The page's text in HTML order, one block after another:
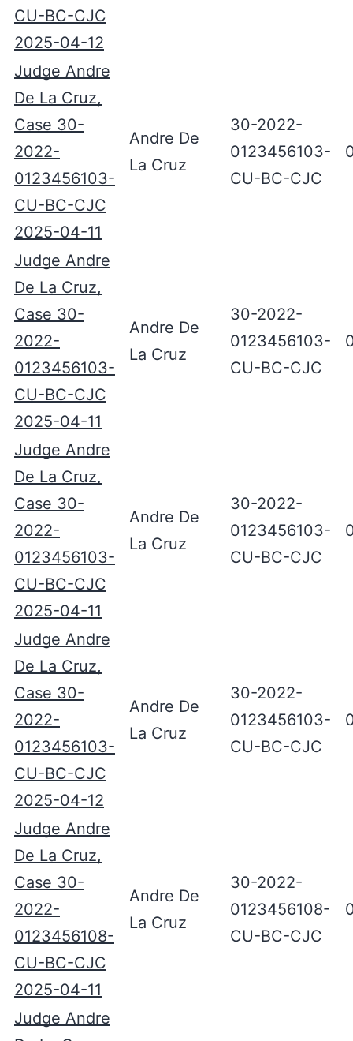
CU-BC-CJC
2025-04-12
Judge Andre
De La Cruz,
Case 30-
2022-
0123456103-
CU-BC-CJC
2025-04-11
Andre De
La Cruz
30-2022-
0123456103-
CU-BC-CJC
Judge Andre
De La Cruz,
Case 30-
2022-
0123456103-
CU-BC-CJC
2025-04-11
Andre De
La Cruz
30-2022-
0123456103-
CU-BC-CJC
Judge Andre
De La Cruz,
Case 30-
2022-
0123456103-
CU-BC-CJC
2025-04-11
Andre De
La Cruz
30-2022-
0123456103-
CU-BC-CJC
Judge Andre
De La Cruz,
Case 30-
2022-
0123456103-
CU-BC-CJC
2025-04-12
Andre De
La Cruz
30-2022-
0123456103-
CU-BC-CJC
Judge Andre
De La Cruz,
Case 30-
2022-
0123456108-
CU-BC-CJC
2025-04-11
Andre De
La Cruz
30-2022-
0123456108-
CU-BC-CJC
Judge Andre